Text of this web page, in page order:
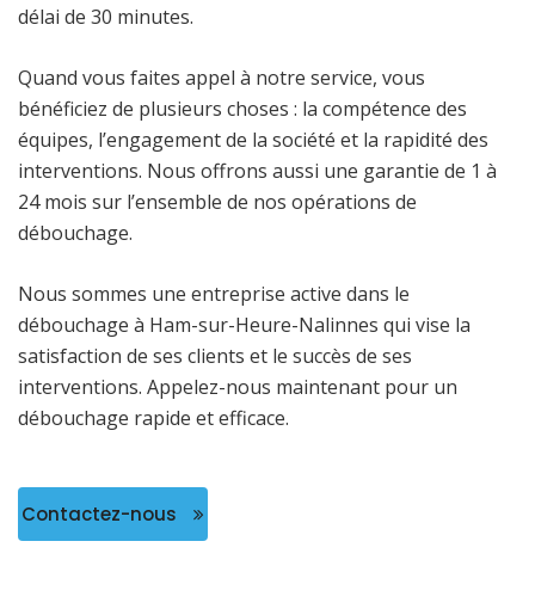
délai de 30 minutes.
Quand vous faites appel à notre service, vous
bénéficiez de plusieurs choses : la compétence des
équipes, l’engagement de la société et la rapidité des
interventions. Nous offrons aussi une garantie de 1 à
24 mois sur l’ensemble de nos opérations de
débouchage.
Nous sommes une entreprise active dans le
débouchage à Ham-sur-Heure-Nalinnes qui vise la
satisfaction de ses clients et le succès de ses
interventions. Appelez-nous maintenant pour un
débouchage rapide et efficace.
Contactez-nous